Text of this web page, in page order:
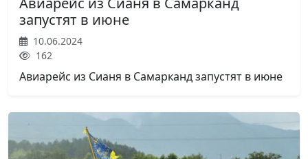
запустят в июне
10.06.2024
162
Авиарейс из Сианя в Самарканд запустят в июне